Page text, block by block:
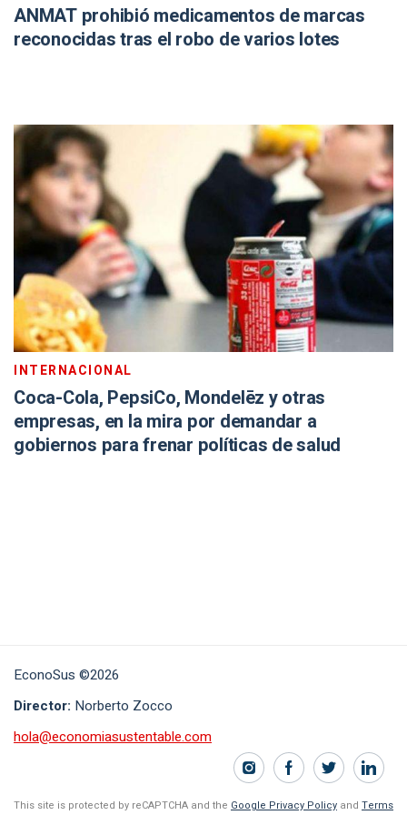
ANMAT prohibió medicamentos de marcas
reconocidas tras el robo de varios lotes
INTERNACIONAL
Coca-Cola, PepsiCo, Mondelēz y otras
empresas, en la mira por demandar a
gobiernos para frenar políticas de salud
EconoSus ©2026
Director: Norberto Zocco
hola@economiasustentable.com
This site is protected by reCAPTCHA and the Google Privacy Policy and Terms